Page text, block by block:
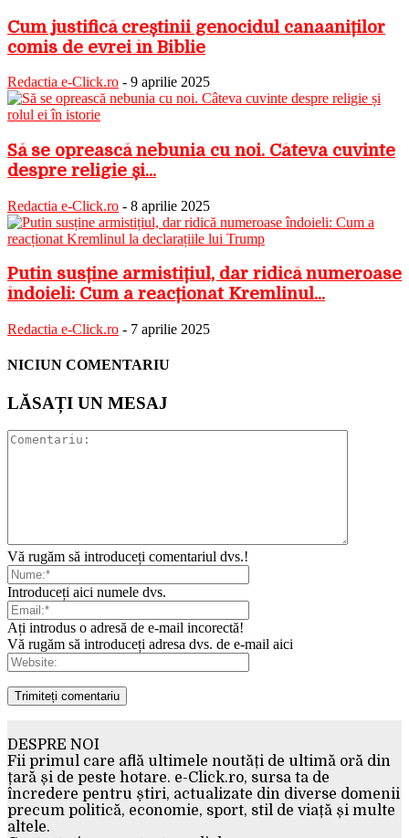
Cum justifică creștinii genocidul canaaniților
comis de evrei în Biblie
Redactia e-Click.ro - 9 aprilie 2025
Să se oprească nebunia cu noi. Câteva cuvinte
despre religie și...
Redactia e-Click.ro - 8 aprilie 2025
Putin susține armistițiul, dar ridică numeroase
îndoieli: Cum a reacționat Kremlinul...
Redactia e-Click.ro - 7 aprilie 2025
NICIUN COMENTARIU
LĂSAȚI UN MESAJ
Vă rugăm să introduceți comentariul dvs.!
Introduceți aici numele dvs.
Ați introdus o adresă de e-mail incorectă!
Vă rugăm să introduceți adresa dvs. de e-mail aici
DESPRE NOI
Fii primul care află ultimele noutăți de ultimă oră din
țară și de peste hotare. e-Click.ro, sursa ta de
încredere pentru știri, actualizate din diverse domenii
precum politică, economie, sport, stil de viață și multe
altele.